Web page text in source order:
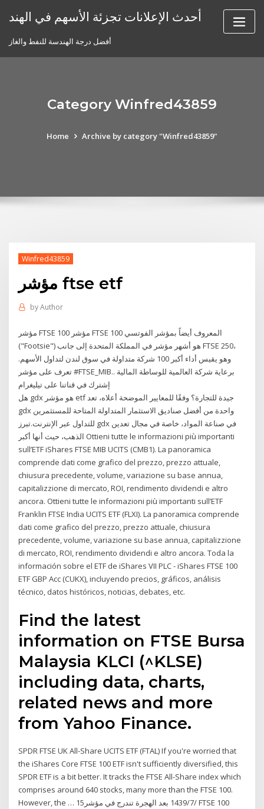
أحدث الإعلانات تجزئة الأسهم في الهند
أفضل درجة الهندسة للنفط والغاز
Category Winfred43859
Home Archive by category "Winfred43859"
Winfred43859
مؤشر ftse etf
byAuthor
مؤشر FTSE 100 مؤشر FTSE 100 المعروف أيضاً بمؤشر الفوتسي
("Footsie") هو أشهر مؤشر في المملكة المتحدة إلى جانب FTSE 250،
وهو يقيس أداء أكبر 100 شركة متداولة في سوق لندن لتداول الأسهم.
تعرف على مؤشر #FTSE_MIB.. برعاية شركة العالمية للوساطة المالية
إشترك في قناتنا على تيليغرام
هل gdx هو مؤشر etf جيدة للتجارة؟ وفقًا للمعايير الموضحة أعلاه، تعد
gdx واحدة من أفضل صناديق الاستثمار المتداولة المتاحة للمستثمرين
للتداول عبر الإنترنت.تبرز gdx في صناعة المواد، خاصة في مجال تعدين
الذهب، حيث أنها أكبر Ottieni tutte le informazioni più importanti
sull’ETF iShares FTSE MIB UCITS (CMB1). La panoramica
comprende dati come grafico del prezzo, prezzo attuale,
chiusura precedente, volume, variazione su base annua,
capitalizzione di mercato, ROI, rendimento dividendi e altro
ancora. Ottieni tutte le informazioni più importanti sull’ETF
Franklin FTSE India UCITS ETF (FLXI). La panoramica comprende
dati come grafico del prezzo, prezzo attuale, chiusura
precedente, volume, variazione su base annua, capitalizzione
di mercato, ROI, rendimento dividendi e altro ancora. Toda la
información sobre el ETF de iShares VII PLC - iShares FTSE 100
ETF GBP Acc (CUKX), incluyendo precios, gráficos, análisis
técnico, datos históricos, noticias, debates, etc.
Find the latest
information on FTSE Bursa
Malaysia KLCI (^KLSE)
including data, charts,
related news and more
from Yahoo Finance.
SPDR FTSE UK All-Share UCITS ETF (FTAL) If you're worried that
the iShares Core FTSE 100 ETF isn't sufficiently diversified, this
SPDR ETF is a bit better. It tracks the FTSE All-Share index which
comprises around 640 stocks, many more than the FTSE 100.
However, the … 15‏‏/7‏‏/1439 بعد الهجرة تندرج في مؤشر FTSE 100